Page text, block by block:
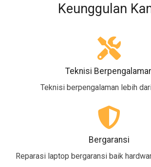
Keunggulan
Teknisi
Teknisi berpengalaman lebih
Bergaransi
Reparasi laptop bergaransi baik